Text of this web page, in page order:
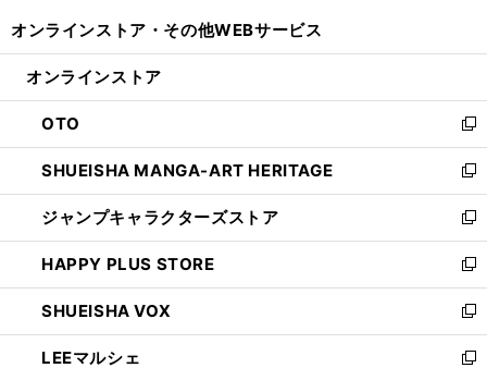
開
ン
ウ
で
開
く
ウ
ン
ド
ウ
で
開
く
オンラインストア・ その他WEBサービス
オンラインストア
OTO
新
し
い
ウ
ィ
ン
ド
ウ
で
開
く
SHUEISHA MANGA-ART HERITAGE
新
し
い
ウ
ィ
ン
ド
ウ
で
ジャンプキャラクターズストア
新
し
い
ウ
ィ
ン
ド
HAPPY PLUS STORE
新
し
い
ウ
ィ
SHUEISHA VOX
新
し
い
LEEマルシェ
新